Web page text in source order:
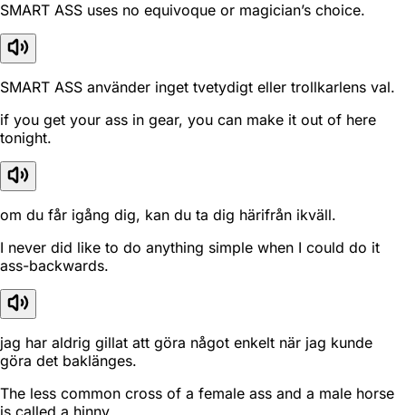
SMART ASS uses no equivoque or magician’s choice.
SMART ASS använder inget tvetydigt eller trollkarlens val.
if you get your ass in gear, you can make it out of here
tonight.
om du får igång dig, kan du ta dig härifrån ikväll.
I never did like to do anything simple when I could do it
ass-backwards.
jag har aldrig gillat att göra något enkelt när jag kunde
göra det baklänges.
The less common cross of a female ass and a male horse